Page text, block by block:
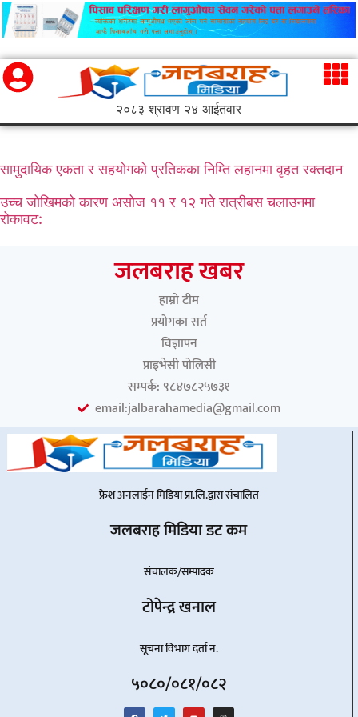
२०८३ श्रावण २४ आईतवार
सामुदायिक एकता र सहयोगको प्रतिकका निम्ति लहानमा वृहत रक्तदान
उच्च जोखिमको कारण असोज ११ र १२ गते रात्रीबस चलाउनमा
रोकावट:
जलबराह खबर
हाम्रो टीम
प्रयोगका सर्त
विज्ञापन
प्राइभेसी पोलिसी
सम्पर्क: ९८४७८२५७३१
email:jalbarahamedia@gmail.com
फ्रेश अनलाईन मिडिया प्रा.लि.द्वारा संचालित
जलबराह मिडिया डट कम
संचालक/सम्पादक
टोपेन्द्र खनाल
सूचना विभाग दर्ता नं.
५०८०/०८१/०८२